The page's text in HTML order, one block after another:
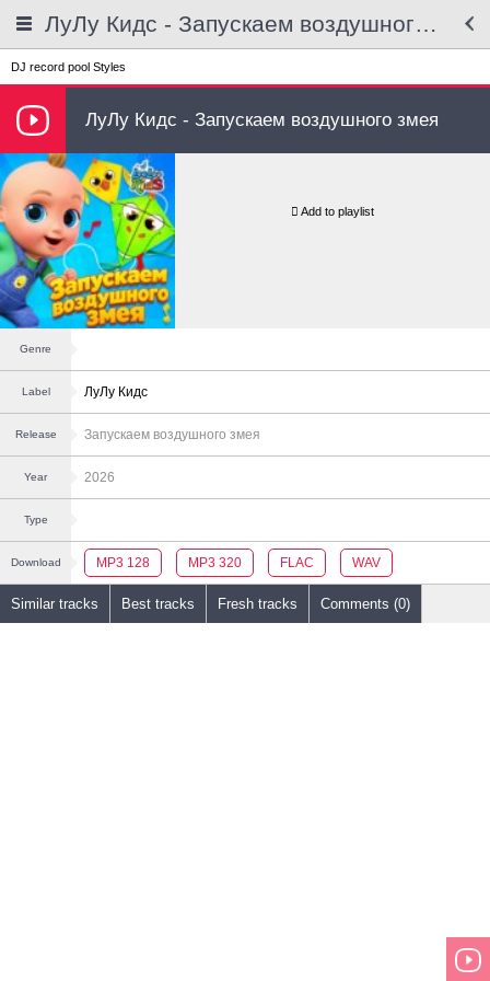
ЛуЛу Кидс - Запускаем воздушного змея
DJ record pool Styles
ЛуЛу Кидс - Запускаем воздушного змея
Add to playlist
Genre
Label ЛуЛу Кидс
Release Запускаем воздушного змея
Year 2026
Type
Download MP3 128 MP3 320 FLAC WAV
Similar tracks Best tracks Fresh tracks Comments (0)